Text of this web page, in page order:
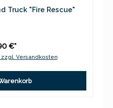
Truck "Fire Rescue"
€*
zzgl. Versandkosten